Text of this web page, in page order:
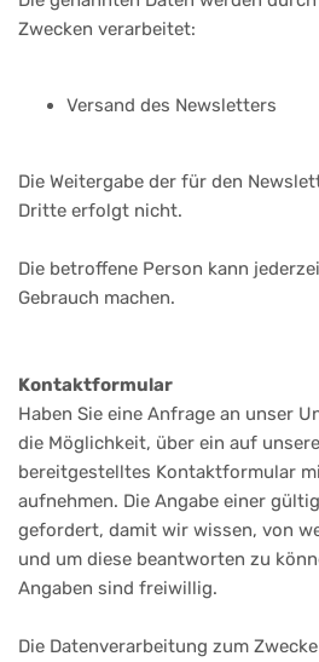
Zwecken verarbeitet:
Versand des Newsletters
Die Weitergabe der für den
Dritte erfolgt nicht.
Die betroffene Person kann
Gebrauch machen.
Kontaktformular
Haben Sie eine Anfrage an unser
die Möglichkeit, über ein auf
bereitgestelltes Kontaktformular
aufnehmen. Die Angabe einer
gefordert, damit wir wissen, von
und um diese beantworten zu
Angaben sind freiwillig.
Die Datenverarbeitung zum